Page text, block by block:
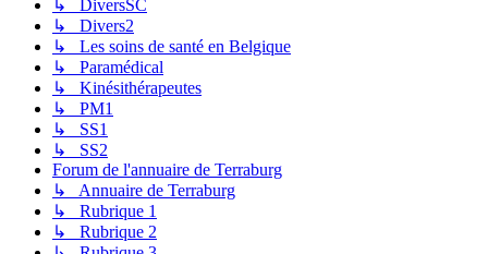
↳ DiversSC
↳ Divers2
↳ Les soins de santé en Belgique
↳ Paramédical
↳ Kinésithérapeutes
↳ PM1
↳ SS1
↳ SS2
Forum de l'annuaire de Terraburg
↳ Annuaire de Terraburg
↳ Rubrique 1
↳ Rubrique 2